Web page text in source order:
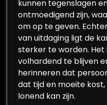
kunnen tegenslagen
ontmoedigend zijn,
om op te geven.
van uitdaging ligt de
sterker te worden. Het
volhardend te blijven
herinneren dat
dat tijd en moeite
lonend kan zijn.